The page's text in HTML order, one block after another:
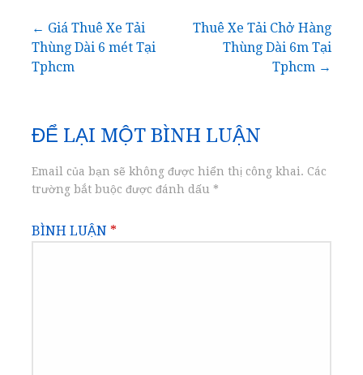
Điều
hướng
viết
← Giá Thuê Xe Tải
Thùng Dài 6 mét Tại
Tphcm
Thuê Xe Tải Chở Hàng
Thùng Dài 6m Tại
Tphcm →
ĐỂ LẠI MỘT BÌNH LUẬN
Email của bạn sẽ không được hiển thị công khai. Các
trường bắt buộc được đánh dấu *
BÌNH LUẬN *